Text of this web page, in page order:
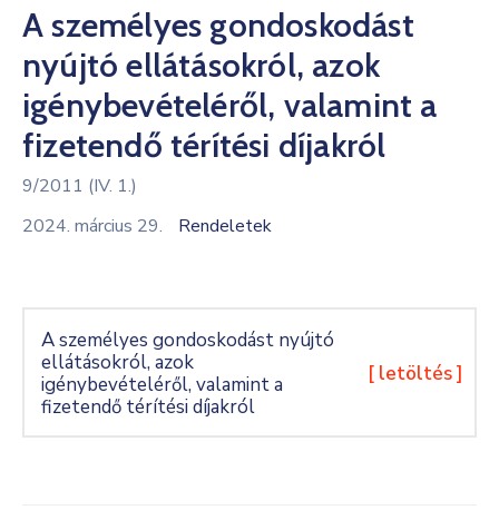
Kultúra
Keresés
A személyes gondoskodást
nyújtó ellátásokról, azok
igénybevételéről, valamint a
fizetendő térítési díjakról
9/2011 (IV. 1.)
2024. március 29.
Rendeletek
A személyes gondoskodást nyújtó
ellátásokról, azok
igénybevételéről, valamint a
fizetendő térítési díjakról
[ letöltés ]